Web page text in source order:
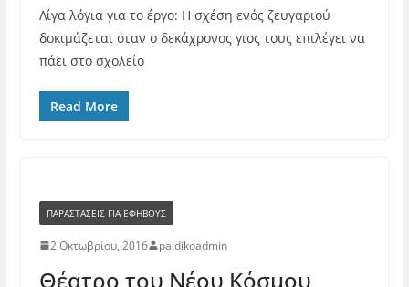
Λίγα λόγια για το έργο: Η σχέση ενός ζευγαριού
δοκιμάζεται όταν ο δεκάχρονος γιος τους επιλέγει να
πάει στο σχολείο
Read More
ΠΑΡΑΣΤΆΣΕΙΣ ΓΙΑ ΕΦΉΒΟΥΣ
2 Οκτωβρίου, 2016 paidikoadmin
Θέατρο του Νέου Κόσμου